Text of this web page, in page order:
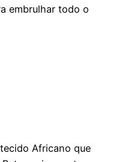
embrulhar todo o
Africano que